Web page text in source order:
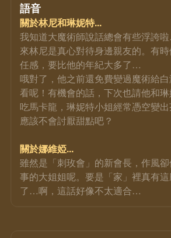
語音
關於林尼和琳妮特...
我知道大魔術師說話總會有些浮誇
來林尼是真心對待身邊親友的。有
任感，要比他的年紀大多了…
哦對了，他之前還免費變過魔術給
看呢！有機會的話，下次也請他和
吃馬卡龍，琳妮特小姐經常憑空變
應該不會討厭甜點吧？
關於娜維婭...
雖然是「刺玫會」的新會長，作風
事的大姐姐呢。要是「家」裡真有
了…啊，這話好像不太適合…